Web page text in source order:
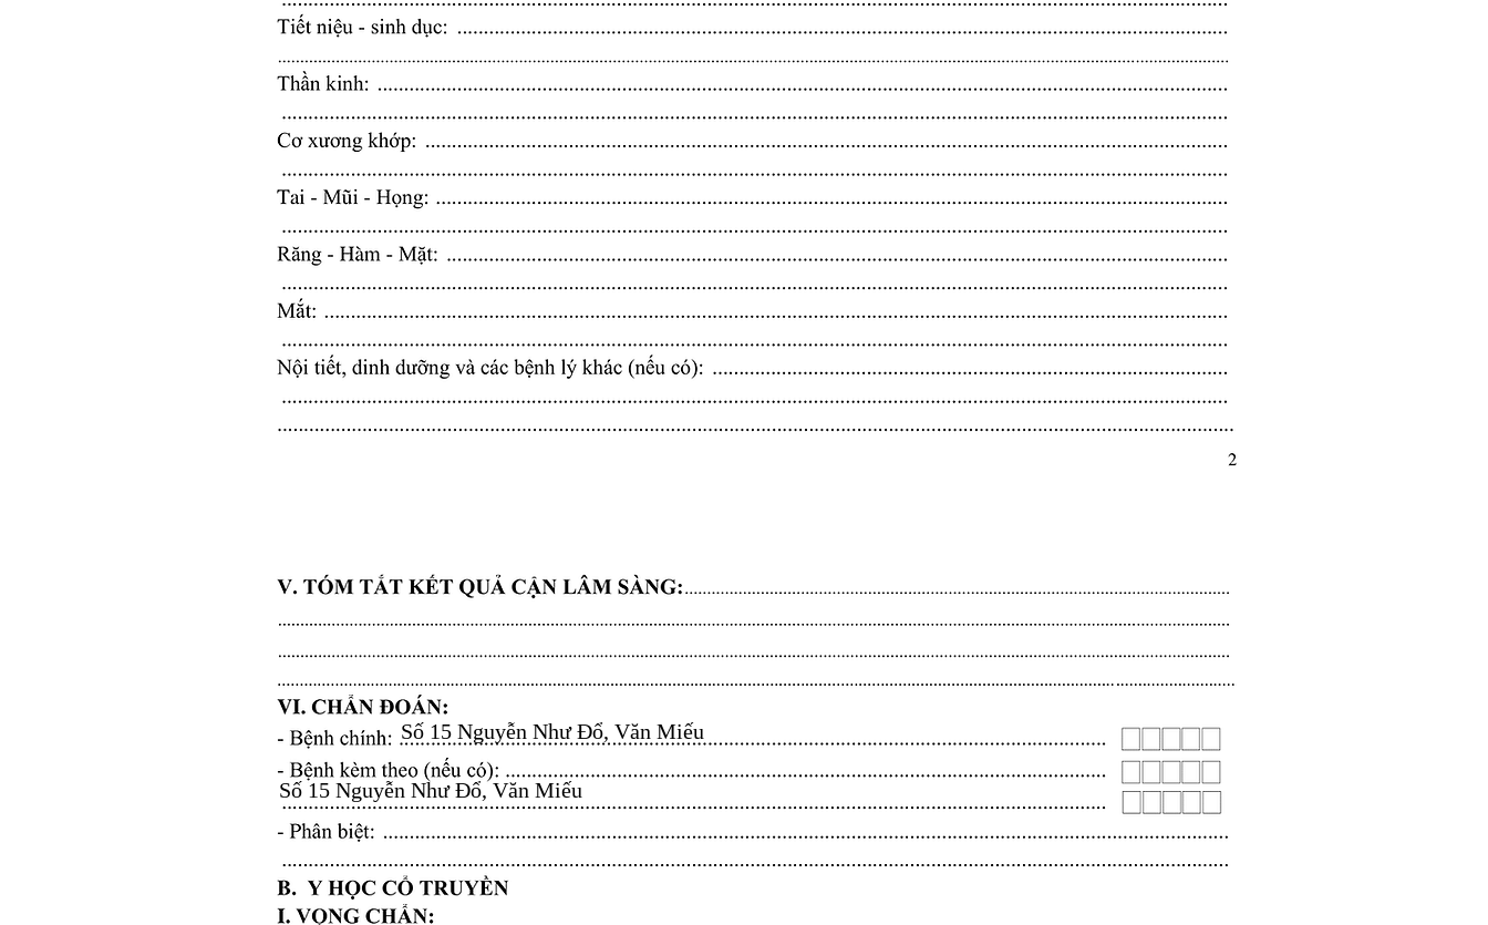
Số 15 Nguyễn Như Đổ, Văn Miếu​​​​
Số 15 Nguyễn Như Đổ, Văn Miếu​​​​